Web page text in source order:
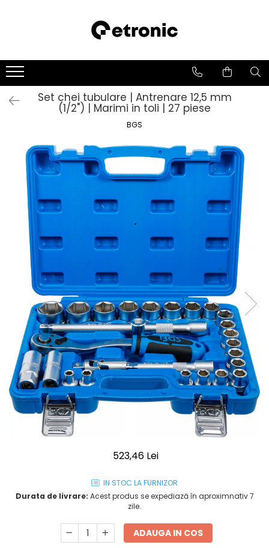
Set chei tubulare | Antrenare 12,5 mm
(1/2") | Marimi in toli | 27 piese
BGS
523,46 Lei
IN STOC LA FURNIZOR
Durata de livrare: Acest produs se expediază în aproximnativ 7
zile.
ADAUGA IN COS